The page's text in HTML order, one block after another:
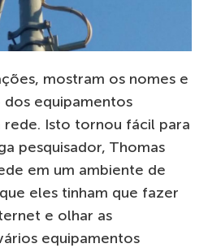
mostram os nomes e
equipamentos
Isto tornou fácil para
pesquisador, Thomas
em um ambiente de
eles tinham que fazer
e olhar as
equipamentos